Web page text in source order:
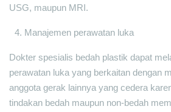
USG, maupun MRI.
Manajemen perawatan luka
Dokter spesialis bedah plastik dapat
perawatan luka yang berkaitan dengan
anggota gerak lainnya yang cedera
tindakan bedah maupun non-bedah